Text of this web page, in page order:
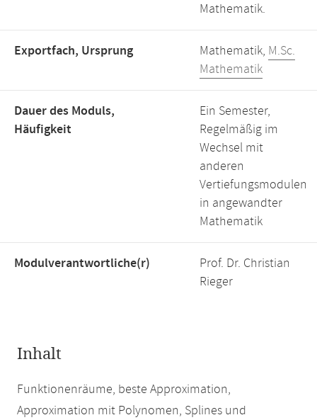
Mathematik.
Exportfach, Ursprung Mathematik, M.Sc.
Mathematik
Dauer des Moduls,
Häufigkeit
Ein Semester,
Regelmäßig im
Wechsel mit
anderen
Vertiefungsmodulen
in angewandter
Mathematik
Modulverantwortliche(r)
Prof. Dr. Christian
Rieger
Inhalt
Funktionenräume, beste Approximation,
Approximation mit Polynomen, Splines und